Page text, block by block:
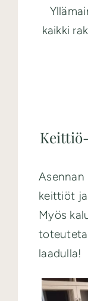
kaikki
Asennan
keittiöt
Myös
laadulla!